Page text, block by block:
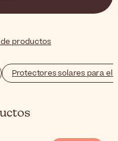
productos
Protectores solares para el